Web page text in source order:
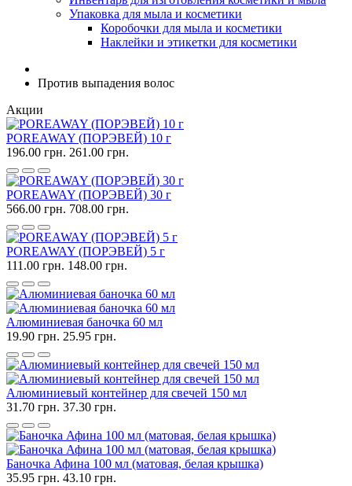
Упаковка для мыла и косметики
Коробочки для мыла и косметики
Наклейки и этикетки для косметики
Против выпадения волос
Акции
POREAWAY (ПОРЭВЕЙ) 10 г
196.00 грн. 261.00 грн.
POREAWAY (ПОРЭВЕЙ) 30 г
566.00 грн. 708.00 грн.
POREAWAY (ПОРЭВЕЙ) 5 г
111.00 грн. 148.00 грн.
Алюминиевая баночка 60 мл
19.90 грн. 25.95 грн.
Алюминиевый контейнер для свечей 150 мл
31.70 грн. 37.30 грн.
Баночка Афина 100 мл (матовая, белая крышка)
35.95 грн. 43.10 грн.